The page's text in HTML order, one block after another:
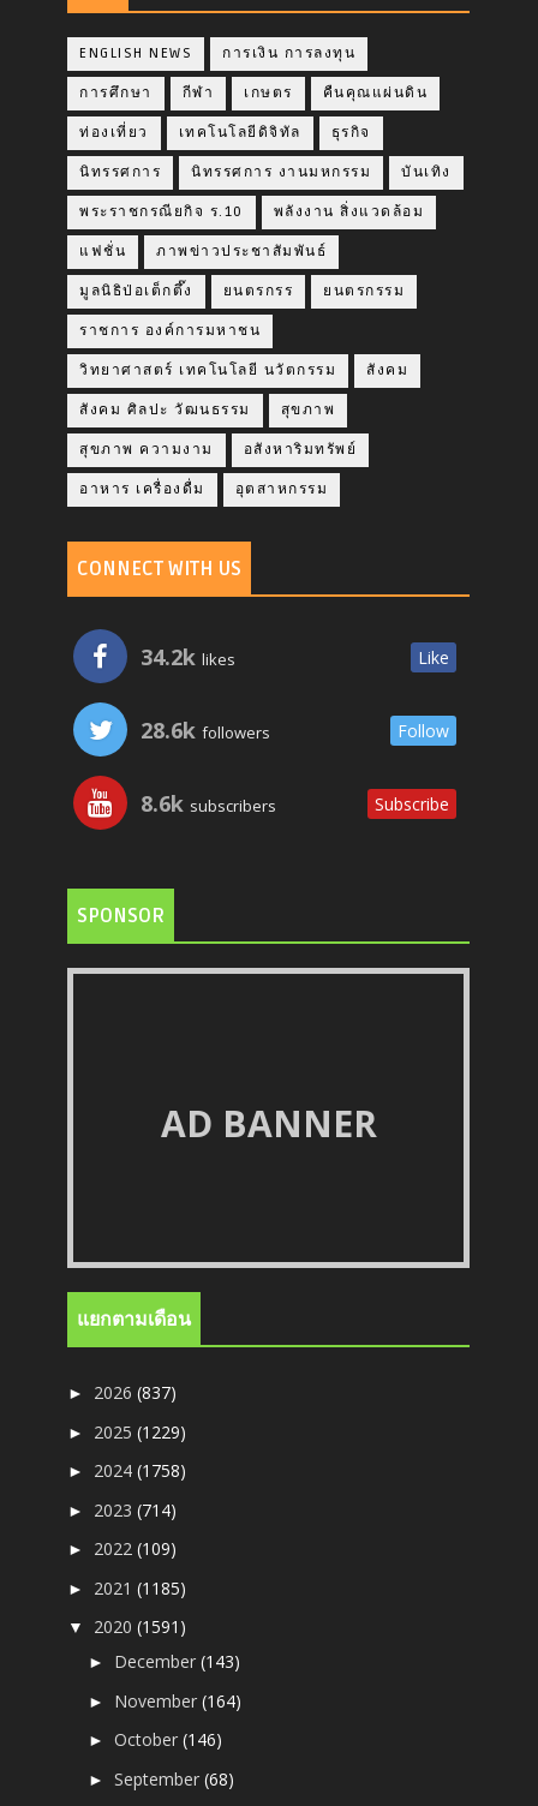
ENGLISH NEWS การเงิน การลงทุน
การศึกษา กีฬา เกษตร คืนคุณแผ่นดิน
ท่องเที่ยว เทคโนโลยีดิจิทัล ธุรกิจ
นิทรรศการ นิทรรศการ งานมหกรรม บันเทิง
พระราชกรณียกิจ ร.10 พลังงาน สิ่งแวดล้อม
แฟชั่น ภาพข่าวประชาสัมพันธ์
มูลนิธิป่อเต็กตึ๊ง ยนตรกรร ยนตรกรรม
ราชการ องค์การมหาชน
วิทยาศาสตร์ เทคโนโลยี นวัตกรรม สังคม
สังคม ศิลปะ วัฒนธรรม สุขภาพ
สุขภาพ ความงาม อสังหาริมทรัพย์
อาหาร เครื่องดื่ม อุตสาหกรรม
CONNECT WITH US
34.2k likes Like
28.6k followers Follow
8.6k subscribers Subscribe
SPONSOR
AD BANNER
แยกตามเดือน
► 2026(837)
► 2025(1229)
► 2024(1758)
► 2023(714)
► 2022(109)
► 2021(1185)
▼ 2020(1591)
► December(143)
► November(164)
►October(146)
►September(68)